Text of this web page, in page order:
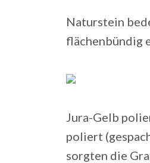
Naturstein
flächenbündig
Jura-Gelb
poliert
sorgten die